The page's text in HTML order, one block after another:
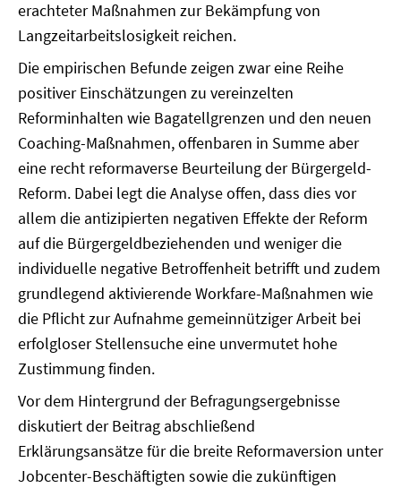
erachteter Maßnahmen zur Bekämpfung von
Langzeitarbeitslosigkeit reichen.
Die empirischen Befunde zeigen zwar eine Reihe
positiver Einschätzungen zu vereinzelten
Reforminhalten wie Bagatellgrenzen und den neuen
Coaching-Maßnahmen, offenbaren in Summe aber
eine recht reformaverse Beurteilung der Bürgergeld-
Reform. Dabei legt die Analyse offen, dass dies vor
allem die antizipierten negativen Effekte der Reform
auf die Bürgergeldbeziehenden und weniger die
individuelle negative Betroffenheit betrifft und zudem
grundlegend aktivierende Workfare-Maßnahmen wie
die Pflicht zur Aufnahme gemeinnütziger Arbeit bei
erfolgloser Stellensuche eine unvermutet hohe
Zustimmung finden.
Vor dem Hintergrund der Befragungsergebnisse
diskutiert der Beitrag abschließend
Erklärungsansätze für die breite Reformaversion unter
Jobcenter-Beschäftigten sowie die zukünftigen